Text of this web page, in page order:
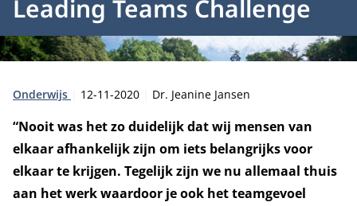
Leading Teams Challenge
Type:
Onderwijs Publicatiedatum:
12-11-2020 Auteur:
Dr. Jeanine Jansen
“Nooit was het zo duidelijk dat wij mensen van
elkaar afhankelijk zijn om iets belangrijks voor
elkaar te krijgen. Tegelijk zijn we nu allemaal thuis
aan het werk waardoor je ook het teamgevoel